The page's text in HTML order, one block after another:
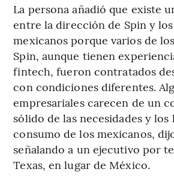
La persona añadió que existe
entre la dirección de Spin y
mexicanos porque varios de
Spin, aunque tienen
fintech, fueron contratados
con condiciones diferentes.
empresariales carecen de un
sólido de las necesidades y los
consumo de los mexicanos,
señalando a un ejecutivo por
Texas, en lugar de México.